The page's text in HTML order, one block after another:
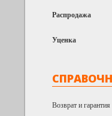
Распродажа
Уценка
Возврат и гарантия